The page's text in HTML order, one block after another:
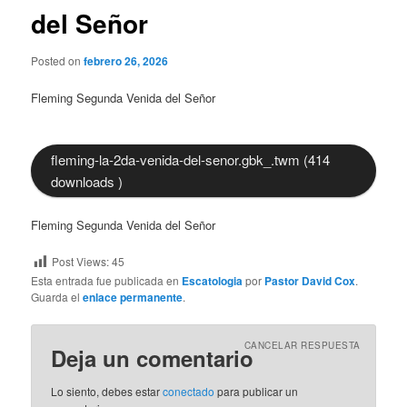
del Señor
Posted onfebrero 26, 2026
Fleming Segunda Venida del Señor
fleming-la-2da-venida-del-senor.gbk_.twm (414
downloads )
Fleming Segunda Venida del Señor
Post Views:45
Esta entrada fue publicada en Escatologiapor Pastor David Cox.
Guarda elenlace permanente.
Deja un comentarioCANCELAR RESPUESTA
Lo siento, debes estarconectado para publicar un